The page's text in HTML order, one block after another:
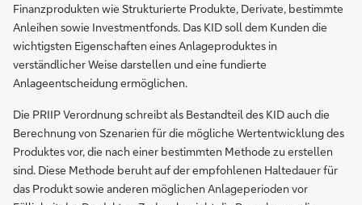
Finanzprodukten wie Strukturierte Produkte, Derivate, bestimmte
Anleihen sowie Investmentfonds. Das KID soll dem Kunden die
wichtigsten Eigenschaften eines Anlageproduktes in
verständlicher Weise darstellen und eine fundierte
Anlageentscheidung ermöglichen.
Die PRIIP Verordnung schreibt als Bestandteil des KID auch die
Berechnung von Szenarien für die mögliche Wertentwicklung des
Produktes vor, die nach einer bestimmten Methode zu erstellen
sind. Diese Methode beruht auf der empfohlenen Haltedauer für
das Produkt sowie anderen möglichen Anlageperioden vor